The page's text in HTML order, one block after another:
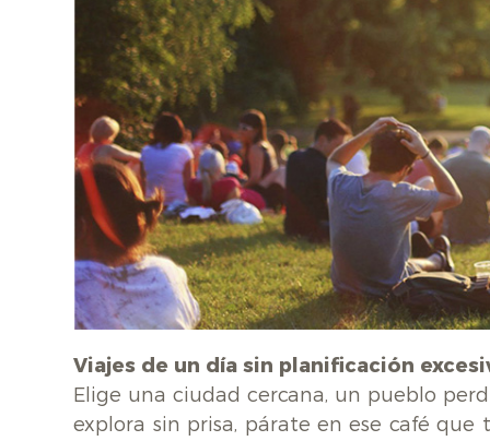
Viajes de un día sin planificación
Elige una ciudad cercana, un pueblo
explora sin prisa, párate en ese café